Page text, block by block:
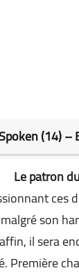
(14)
Le patron
ces
son
il sera
Première